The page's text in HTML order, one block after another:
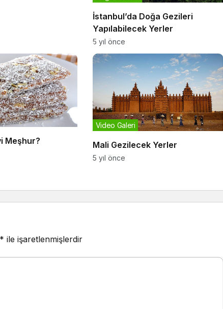
İstanbul’da Doğa Gezileri
Yapılabilecek Yerler
5 yıl önce
Meşhur? Mali Gezilecek Yerler
Video Galeri
5 yıl önce
* ile işaretlenmişlerdir